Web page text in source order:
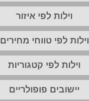
וילות לפי איזור
וילות לפי טווחי מחירים
וילות לפי קטגוריות
יישובים פופולריים